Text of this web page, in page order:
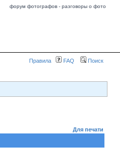
форум фотографов - разговоры о фото
Правила FAQ Поиск
Для печати